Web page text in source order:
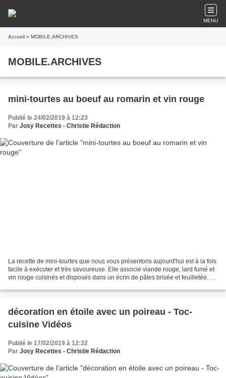
MENU
Accueil » MOBILE.ARCHIVES
MOBILE.ARCHIVES
mini-tourtes au boeuf au romarin et vin rouge
Publié le 24/02/2019 à 12:23
Par Josy Recettes - Christie Rédaction
La recette de mini-tourtes que nous vous présentons aujourd'hui est à la fois
facile à exécuter et très savoureuse. Elle associe viande rouge, lard fumé et
vin rouge cuisinés et disposés dans un écrin de pâtes brisée et feuilletée. Le
décoration en étoile avec un poireau - Toc-
cuisine Vidéos
Publié le 17/02/2019 à 12:32
Par Josy Recettes - Christie Rédaction